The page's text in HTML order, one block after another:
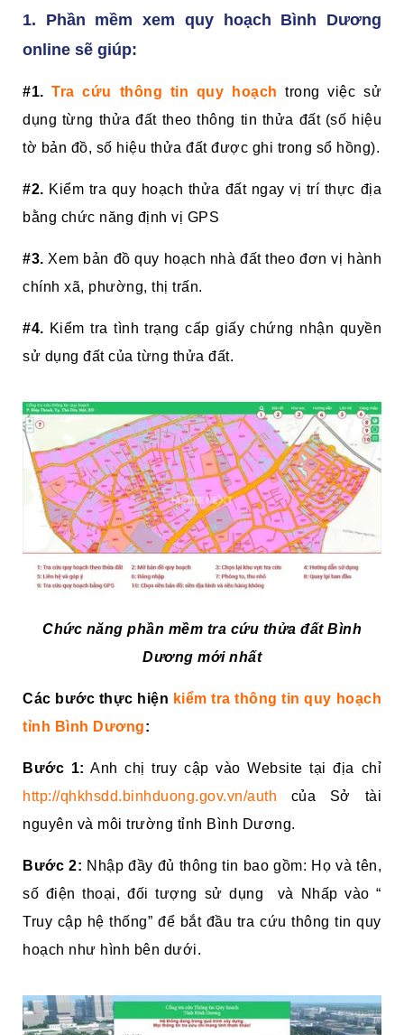
1. Phần mềm xem quy hoạch Bình Dương
online sẽ giúp:
#1. Tra cứu thông tin quy hoạch trong việc sử
dụng từng thửa đất theo thông tin thửa đất (số hiệu
tờ bản đồ, số hiệu thửa đất được ghi trong sổ hồng).
#2. Kiểm tra quy hoạch thửa đất ngay vị trí thực địa
bằng chức năng định vị GPS
#3. Xem bản đồ quy hoạch nhà đất theo đơn vị hành
chính xã, phường, thị trấn.
#4. Kiểm tra tình trạng cấp giấy chứng nhận quyền
sử dụng đất của từng thửa đất.
Chức năng phần mềm tra cứu thửa đất Bình
Dương mới nhất
Các bước thực hiện kiểm tra thông tin quy hoạch
tỉnh Bình Dương:
Bước 1: Anh chị truy cập vào Website tại địa chỉ
http://qhkhsdd.binhduong.gov.vn/auth của Sở tài
nguyên và môi trường tỉnh Bình Dương.
Bước 2: Nhập đầy đủ thông tin bao gồm: Họ và tên,
số điện thoại, đối tượng sử dụng và Nhấp vào “
Truy cập hệ thống” để bắt đầu tra cứu thông tin quy
hoạch như hình bên dưới.